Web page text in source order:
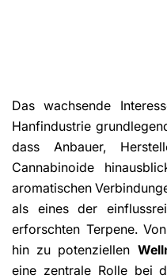
Das wachsende
Hanfindustrie
dass Anbauer,
Cannabinoide
aromatischen
als eines der
erforschten Terpene. Von
hin zu potenziellen
eine zentrale Rolle bei